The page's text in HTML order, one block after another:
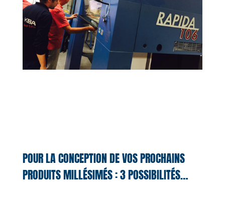
POUR LA CONCEPTION DE VOS PROCHAINS
PRODUITS MILLÉSIMÉS : 3 POSSIBILITÉS…